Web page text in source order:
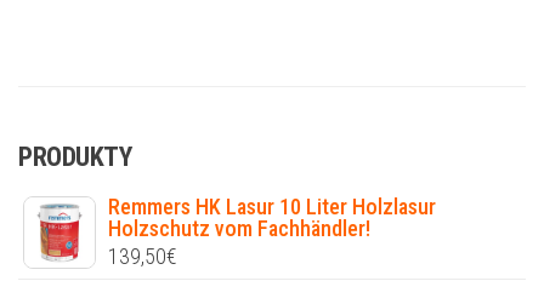
PRODUKTY
Remmers HK Lasur 10 Liter Holzlasur
Holzschutz vom Fachhändler!
139,50€